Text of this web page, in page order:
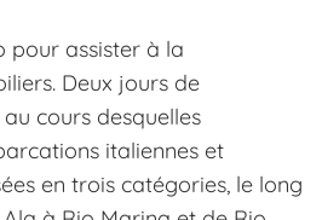
pour assister à la
Deux jours de
cours desquelles
italiennes et
en trois catégories, le long